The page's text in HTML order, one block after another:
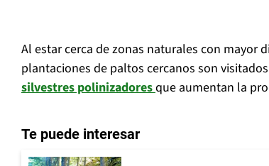
Al estar cerca de zonas naturales con mayor
plantaciones de paltos cercanos son
silvestres polinizadoresque aumentan la
Te puede interesar